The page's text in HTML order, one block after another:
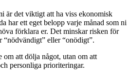
är det viktigt att ha viss ekonomisk
har ett eget belopp varje månad som ni
förklara er. Det minskar risken för
eller “onödigt”.
att dölja något, utan om att
personliga prioriteringar.